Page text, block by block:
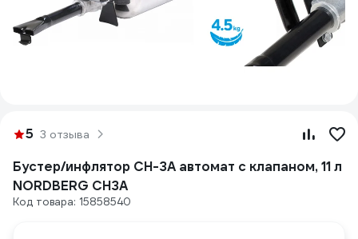
5 3 отзыва
Бустер/инфлятор CH-3A автомат с клапаном, 11 л
NORDBERG CH3A
Код товара: 15858540